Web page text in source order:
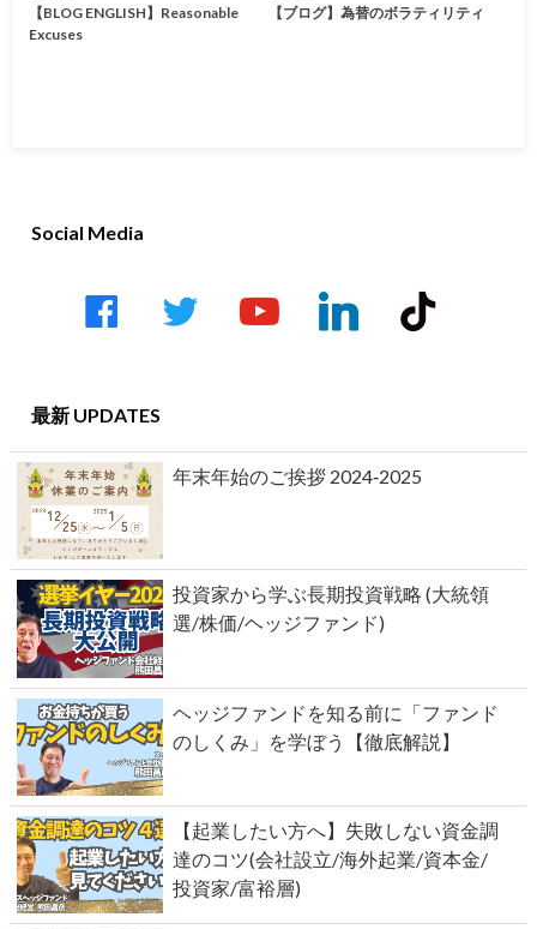
【BLOG ENGLISH】Reasonable
Excuses
【ブログ】為替のボラティリティ
Social Media
facebook twitter
youtube-
play
linkedin tiktok
最新 UPDATES
年末年始のご挨拶 2024‐2025
投資家から学ぶ長期投資戦略 (大統領
選/株価/ヘッジファンド)
ヘッジファンドを知る前に「ファンド
のしくみ」を学ぼう【徹底解説】
【起業したい方へ】失敗しない資金調
達のコツ(会社設立/海外起業/資本金/
投資家/富裕層)